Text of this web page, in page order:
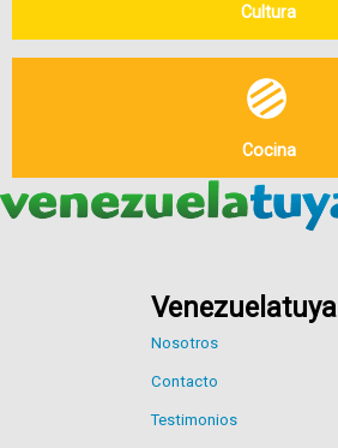
Cultura
Cocina
Venezuelatuya
Nosotros
Contacto
Testimonios